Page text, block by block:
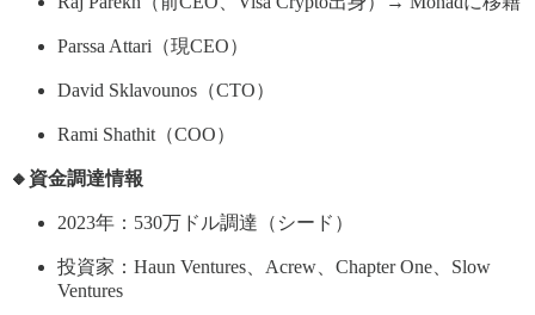
Parssa Attari（現CEO）
David Sklavounos（CTO）
Rami Shathit（COO）
🔸資金調達情報
2023年：530万ドル調達（シード）
投資家：Haun Ventures、Acrew、Chapter One、Slow
Ventures